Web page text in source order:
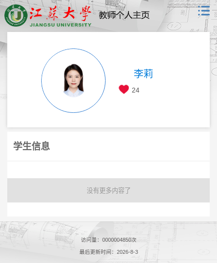
李莉
24
学生信息
没有更多内容了
访问量： 0000004850次
最后更新时间： 2026-8-3